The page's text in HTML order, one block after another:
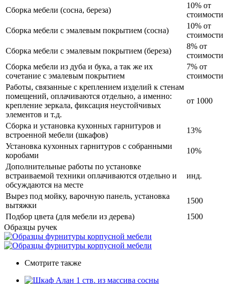
Сборка мебели (сосна, береза)
10% от
стоимости
Сборка мебели с эмалевым покрытием (сосна)
10% от
стоимости
Сборка мебели с эмалевым покрытием (береза)
8% от
стоимости
Сборка мебели из дуба и бука, а так же их
сочетание с эмалевым покрытием
7% от
стоимости
Работы, связанные с креплением изделий к стенам
помещений, оплачиваются отдельно, а именно:
крепление зеркала, фиксация неустойчивых
элементов и т.д.
от 1000
Сборка и установка кухонных гарнитуров и
встроенной мебели (шкафов)
13%
Установка кухонных гарнитуров с собранными
коробами
10%
Дополнительные работы по установке
встраиваемой техники оплачиваются отдельно и
обсуждаются на месте
инд.
Вырез под мойку, варочную панель, установка
вытяжки
1500
Подбор цвета (для мебели из дерева)
1500
Образцы ручек
Смотрите также